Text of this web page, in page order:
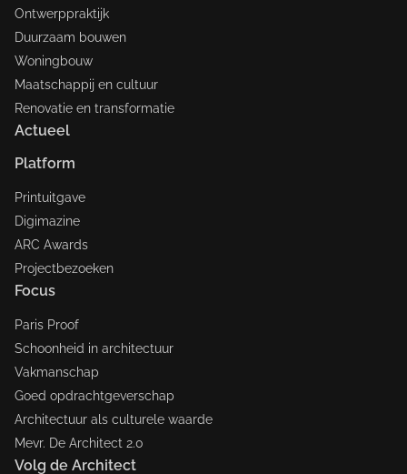
Ontwerppraktijk
Duurzaam bouwen
Woningbouw
Maatschappij en cultuur
Renovatie en transformatie
Actueel
Platform
Printuitgave
Digimazine
ARC Awards
Projectbezoeken
Focus
Paris Proof
Schoonheid in architectuur
Vakmanschap
Goed opdrachtgeverschap
Architectuur als culturele waarde
Mevr. De Architect 2.0
Volg de Architect